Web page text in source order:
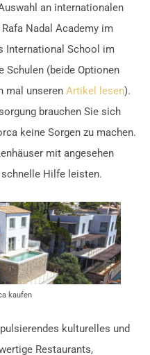
an internationalen
Nadal Academy im
International School im
Schulen (beide Optionen
mal unseren Artikel lesen).
brauchen Sie sich
keine Sorgen zu machen.
mit angesehen
Hilfe leisten.
kaufen
kulturelles und
Restaurants,